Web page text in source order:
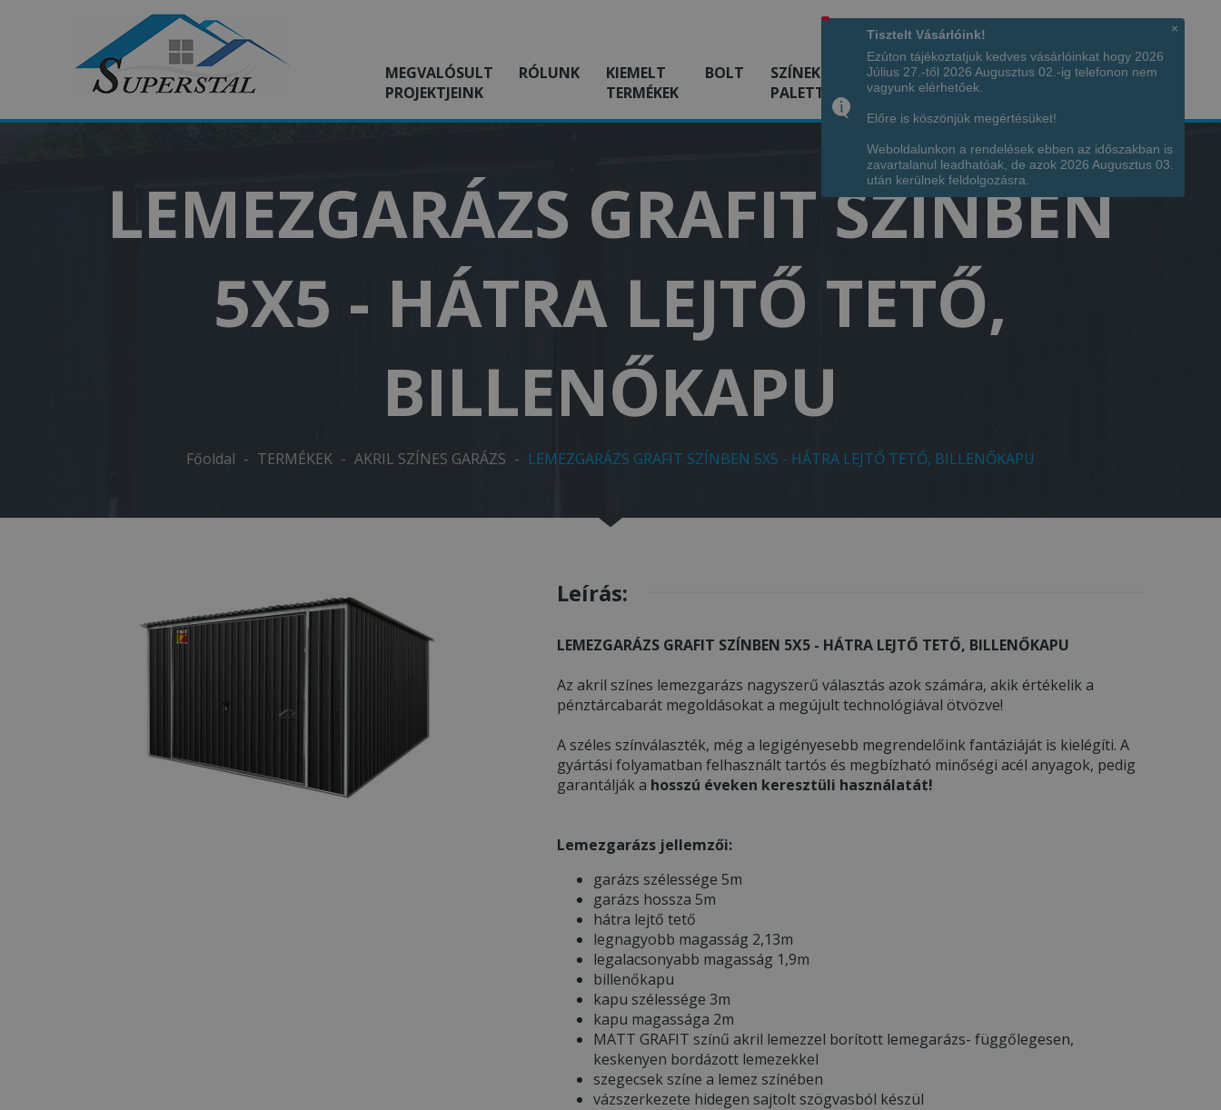
Hívjon minket!
MEGVALÓSULT
PROJEKTJEINK
RÓLUNK
KIEMELT
TERMÉKEK
BOLT
SZÍNEK
PALETTÁJA
KÉPGALÉRIA INFÓ ELÉRHETŐSÉG
LEMEZGARÁZS GRAFIT SZÍNBEN
5X5 - HÁTRA LEJTŐ TETŐ,
BILLENŐKAPU
Főoldal - TERMÉKEK - AKRIL SZÍNES GARÁZS - LEMEZGARÁZS GRAFIT SZÍNBEN 5X5 - HÁTRA LEJTŐ TETŐ, BILLENŐKAPU
Leírás:
LEMEZGARÁZS GRAFIT SZÍNBEN 5X5 - HÁTRA LEJTŐ TETŐ, BILLENŐKAPU
Az akril színes lemezgarázs nagyszerű választás azok számára, akik értékelik a
pénztárcabarát megoldásokat a megújult technológiával ötvözve!
A széles színválaszték, még a legigényesebb megrendelőink fantáziáját is kielégíti. A
gyártási folyamatban felhasznált tartós és megbízható minőségi acél anyagok, pedig
garantálják a hosszú éveken keresztüli használatát!
Lemezgarázs jellemzői:
garázs szélessége 5m
garázs hossza 5m
hátra lejtő tető
legnagyobb magasság 2,13m
legalacsonyabb magasság 1,9m
billenőkapu
kapu szélessége 3m
kapu magassága 2m
MATT GRAFIT színű akril lemezzel borított lemegarázs- függőlegesen,
keskenyen bordázott lemezekkel
szegecsek színe a lemez színében
vázszerkezete hidegen sajtolt szögvasból készül
×
Tisztelt Vásárlóink!
Ezúton tájékoztatjuk kedves vásárlóinkat hogy 2026
Július 27.-től 2026 Augusztus 02.-ig telefonon nem
vagyunk elérhetőek.
Előre is köszönjük megértésüket!
Weboldalunkon a rendelések ebben az időszakban is
zavartalanul leadhatóak, de azok 2026 Augusztus 03.
után kerülnek feldolgozásra.